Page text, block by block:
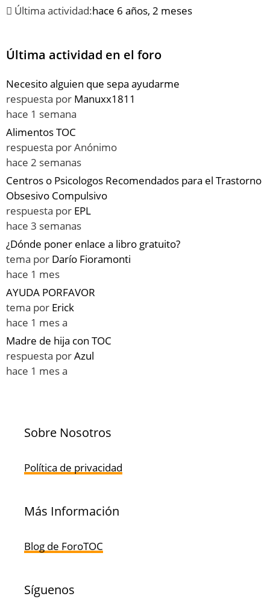
Última actividad:hace 6 años, 2 meses
Última actividad en el foro
Necesito alguien que sepa ayudarme
respuesta por Manuxx1811
hace 1 semana
Alimentos TOC
respuesta porAnónimo
hace 2 semanas
Centros o Psicologos Recomendados para el Trastorno
Obsesivo Compulsivo
respuesta por EPL
hace 3 semanas
¿Dónde poner enlace a libro gratuito?
tema por Darío Fioramonti
hace 1 mes
AYUDA PORFAVOR
tema por Erick
hace 1 mes a
Madre de hija con TOC
respuesta porAzul
hace 1 mes a
Sobre Nosotros
Política de privacidad
Más Información
Blog de ForoTOC
Síguenos